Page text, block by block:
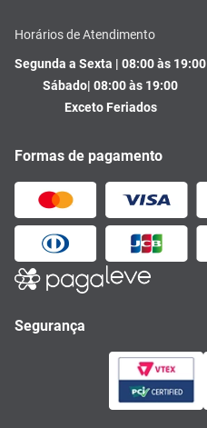
Horários de Atendimento
Segunda a Sexta | 08:00 às 19:00
Sábado| 08:00 às 19:00
Exceto Feriados
Formas de pagamento
Segurança